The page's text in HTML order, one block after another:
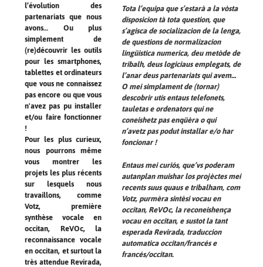
l’évolution des
partenariats que nous
avons… Ou plus
simplement de
(re)découvrir les outils
pour les smartphones,
tablettes et ordinateurs
que vous ne connaissez
pas encore ou que vous
n'avez pas pu installer
et/ou faire fonctionner
!
Pour les plus curieux,
nous pourrons même
vous montrer les
projets les plus récents
sur lesquels nous
travaillons, comme
Votz, première
synthèse vocale en
occitan, ReVOc, la
reconnaissance vocale
en occitan, et surtout la
très attendue Revirada,
Tota l’equipa que s’estarà a la vòsta
disposicion tà tota question, que
s’agisca de socializacion de la lenga,
de questions de normalizacion
lingüistica numerica, deu metòde de
tribalh, deus logiciaus emplegats, de
l’anar deus partenariats qui avem…
O mei simplament de (tornar)
descobrir utís entaus telefonets,
tauletas e ordenators qui ne
coneishetz pas enqüèra o qui
n’avetz pas podut installar e/o har
foncionar !
Entaus mei curiós, que’vs poderam
autanplan muishar los projèctes mei
recents suus quaus e tribalham, com
Votz, purmèra sintèsi vocau en
occitan, ReVOc, la reconeishença
vocau en occitan, e sustot la tant
esperada Revirada, traduccion
automatica occitan/francés e
francés/occitan.